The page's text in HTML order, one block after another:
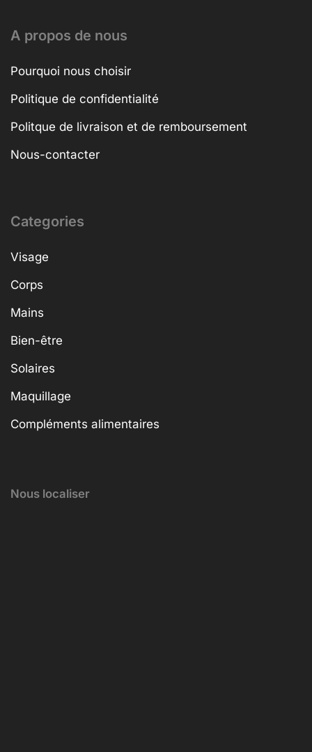
A propos de nous
Pourquoi nous choisir
Politique de confidentialité
Politque de livraison et de remboursement
Nous-contacter
Categories
Visage
Corps
Mains
Bien-être
Solaires
Maquillage
Compléments alimentaires
Nous localiser